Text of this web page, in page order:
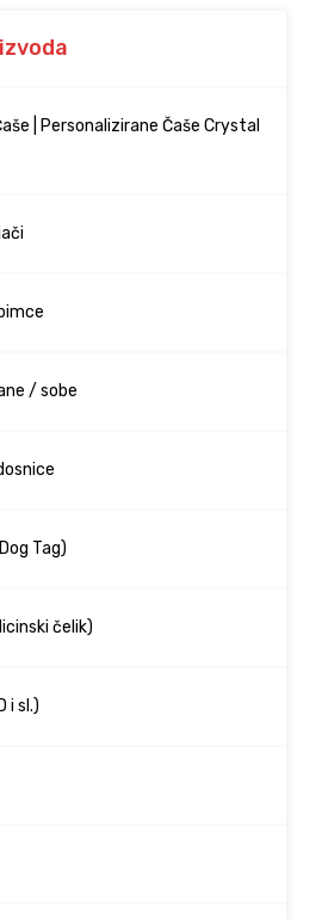
| Personalizirane Čaše Crystal
/ sobe
Tag)
čelik)
i sl.)